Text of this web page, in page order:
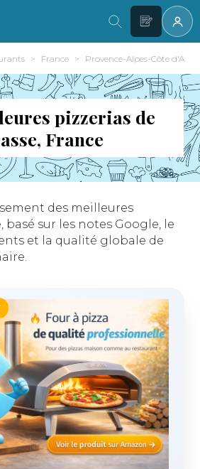
France Provence-Alpes-Côte d'Azur
pizzerias de
France
des meilleures
basé sur les notes Google, le
et la qualité globale de